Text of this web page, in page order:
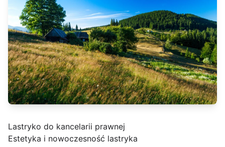
Lastryko do kancelarii prawnej
Estetyka i nowoczesność lastryka